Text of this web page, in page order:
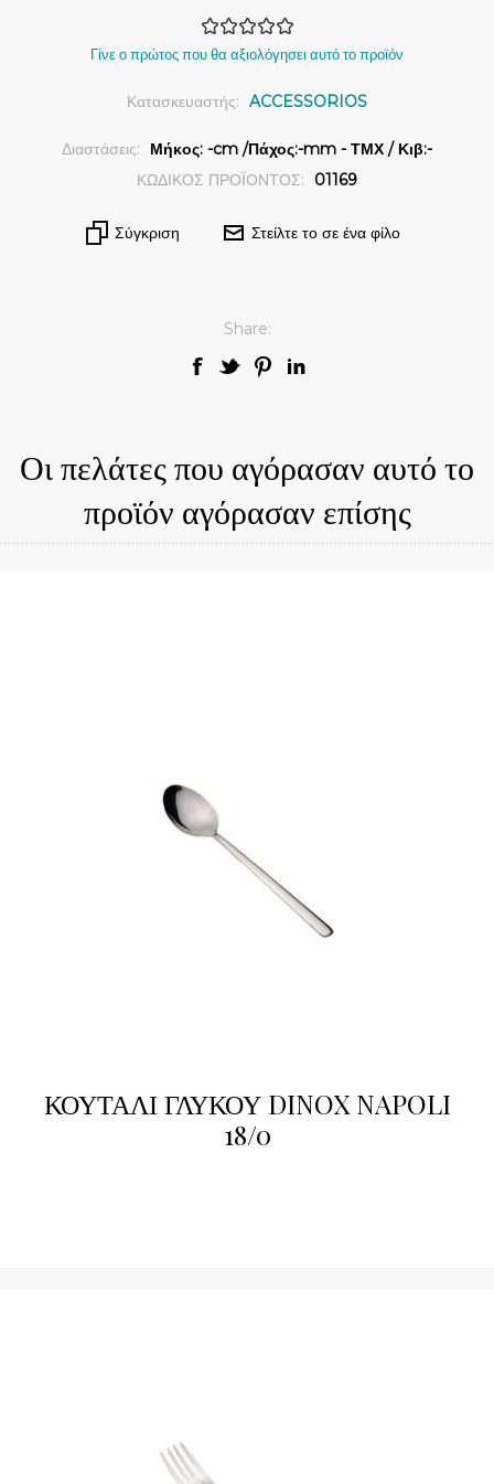
Γίνε ο πρώτος που θα αξιολόγησει αυτό το προϊόν
Κατασκευαστής: ACCESSORIOS
Διαστάσεις:
Μήκος: -cm /Πάχος:-mm - ΤΜΧ / Κιβ:-
ΚΩΔΙΚΟΣ ΠΡΟΪΟΝΤΟΣ:
01169
Σύγκριση Στείλτε το σε ένα φίλο
Share:
Οι πελάτες που αγόρασαν αυτό το
προϊόν αγόρασαν επίσης
ΚΟΥΤΑΛΙ ΓΛΥΚΟΥ DINOX NAPOLI
18/0